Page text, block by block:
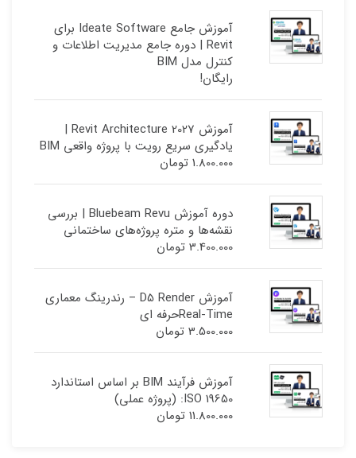
آموزش جامع Ideate Software برای
Revit | دوره جامع مدیریت اطلاعات و
کنترل مدل BIM
رایگان!
آموزش Revit Architecture 2027 |
یادگیری سریع رویت با پروژه واقعی BIM
1.800.000 تومان
دوره آموزش Bluebeam Revu | بررسی
نقشه‌ها و متره پروژه‌های ساختمانی
3.400.000 تومان
آموزش D5 Render – رندرینگ معماری
Real-Timeحرفه ای
3.500.000 تومان
آموزش فرآیند BIM بر اساس استاندارد
ISO 19650: (پروژه عملی)
11.800.000 تومان